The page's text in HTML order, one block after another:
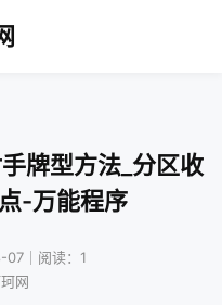
牌型方法_分区收
-万能程序
｜阅读：1
网